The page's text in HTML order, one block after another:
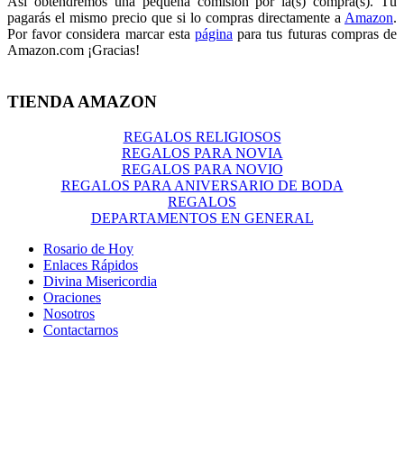
pagarás el mismo precio que si lo compras directamente a Amazon.
Por favor considera marcar esta página para tus futuras compras de
Amazon.com ¡Gracias!
TIENDA AMAZON
REGALOS RELIGIOSOS
REGALOS PARA NOVIA
REGALOS PARA NOVIO
REGALOS PARA ANIVERSARIO DE BODA
REGALOS
DEPARTAMENTOS EN GENERAL
Rosario de Hoy
Enlaces Rápidos
Divina Misericordia
Oraciones
Nosotros
Contactarnos